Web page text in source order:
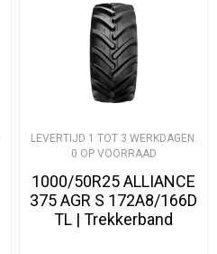
LEVERTIJD 1 TOT 3 WERKDAGEN.
0 OP VOORRAAD
1000/50R25 ALLIANCE
375 AGR S 172A8/166D
TL | Trekkerband